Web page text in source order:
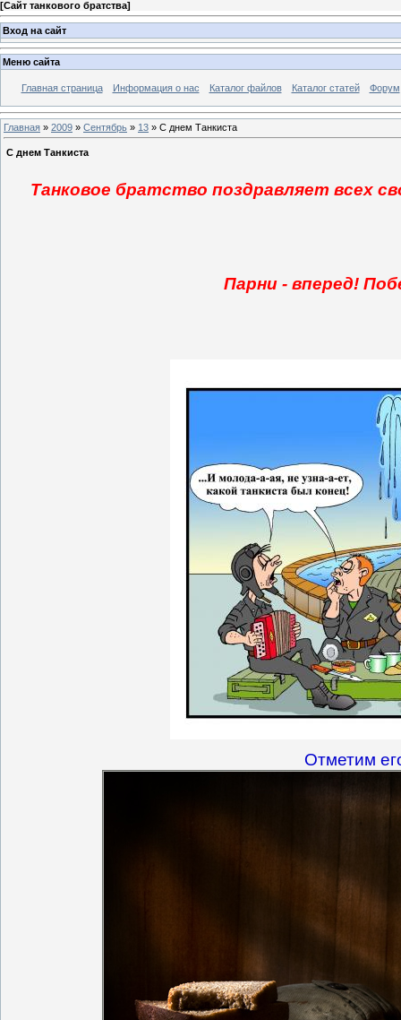
[Сайт танкового братства]
Вход на сайт
Меню сайта
Главная страница Информация о нас Каталог файлов Каталог статей Форум
Главная » 2009 » Сентябрь » 13 » С днем Танкиста
С днем Танкиста
Танковое братство поздравляет всех
Парни - вперед!
Отметим